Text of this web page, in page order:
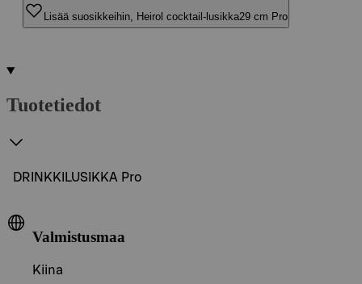
Lisää suosikkeihin, Heirol cocktail-lusikka29 cm Pro
Tuotetiedot
DRINKKILUSIKKA Pro
Valmistusmaa
Kiina